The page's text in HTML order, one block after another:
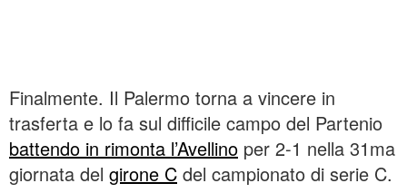
Finalmente. Il Palermo torna a vincere in
trasferta e lo fa sul difficile campo del Partenio
battendo in rimonta l’Avellino per 2-1 nella 31ma
giornata del girone C del campionato di serie C.